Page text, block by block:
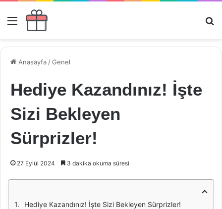
Menü
Anasayfa /Genel
Hediye Kazandınız! İşte
Sizi Bekleyen
Sürprizler!
27 Eylül 2024 3 dakika okuma süresi
Hediye Kazandınız! İşte Sizi Bekleyen Sürprizler!